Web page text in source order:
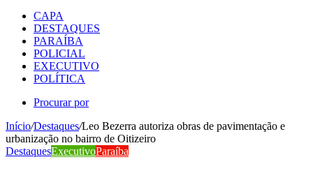
CAPA
DESTAQUES
PARAÍBA
POLICIAL
EXECUTIVO
POLÍTICA
Procurar por
Início/Destaques/Leo Bezerra autoriza obras de pavimentação e
urbanização no bairro de Oitizeiro
DestaquesExecutivoParaíba